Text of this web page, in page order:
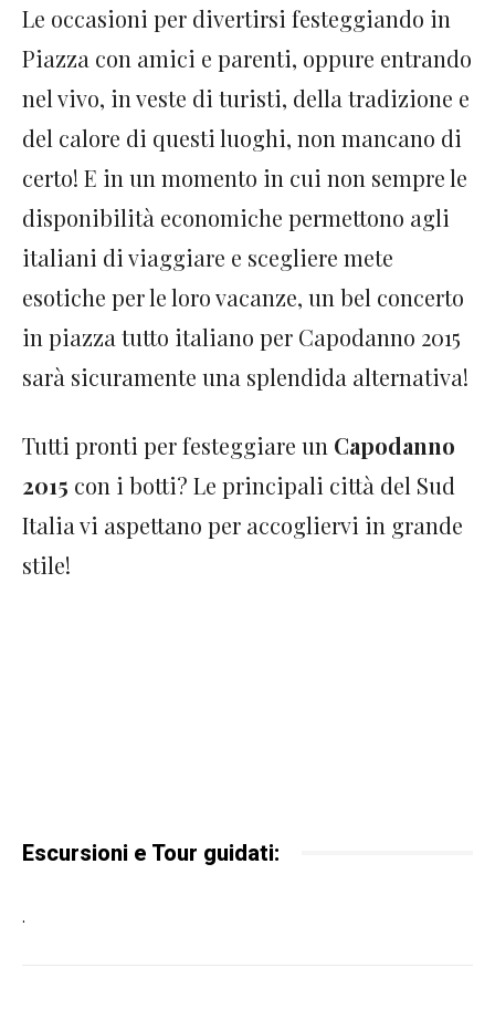
Le occasioni per divertirsi festeggiando in
Piazza con amici e parenti, oppure entrando
nel vivo, in veste di turisti, della tradizione e
del calore di questi luoghi, non mancano di
certo! E in un momento in cui non sempre le
disponibilità economiche permettono agli
italiani di viaggiare e scegliere mete
esotiche per le loro vacanze, un bel concerto
in piazza tutto italiano per Capodanno 2015
sarà sicuramente una splendida alternativa!
Tutti pronti per festeggiare un Capodanno
2015 con i botti? Le principali città del Sud
Italia vi aspettano per accogliervi in grande
stile!
Escursioni e Tour guidati:
.